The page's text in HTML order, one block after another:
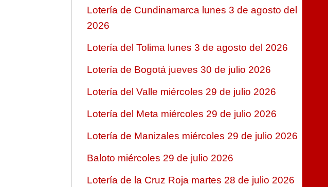
Lotería de Cundinamarca lunes 3 de agosto del
2026
Lotería del Tolima lunes 3 de agosto del 2026
Lotería de Bogotá jueves 30 de julio 2026
Lotería del Valle miércoles 29 de julio 2026
Lotería del Meta miércoles 29 de julio 2026
Lotería de Manizales miércoles 29 de julio 2026
Baloto miércoles 29 de julio 2026
Lotería de la Cruz Roja martes 28 de julio 2026